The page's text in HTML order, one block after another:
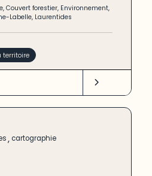
,Couvert forestier, Environnement,
Labelle, Laurentides
, cartographie